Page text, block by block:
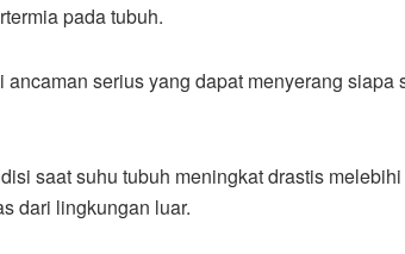
pada tubuh.
serius yang dapat menyerang siapa
saat suhu tubuh meningkat drastis
dari lingkungan luar.